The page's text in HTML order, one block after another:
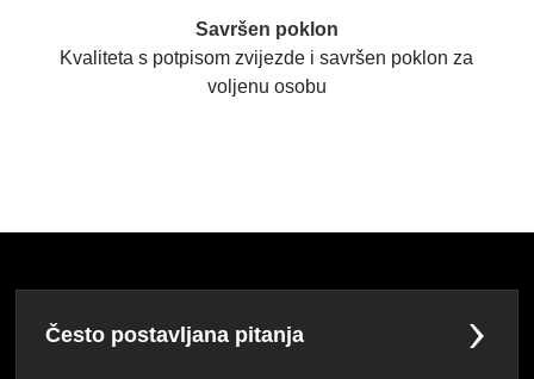
Savršen poklon
Kvaliteta s potpisom zvijezde i savršen poklon za
voljenu osobu
Često postavljana pitanja